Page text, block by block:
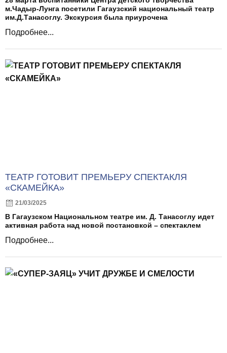
м.Чадыр-Лунга посетили Гагаузский национальный театр
им.Д.Танасоглу. Экскурсия была приурочена
Подробнее...
ТЕАТР ГОТОВИТ ПРЕМЬЕРУ СПЕКТАКЛЯ
«СКАМЕЙКА»
21/03/2025
В Гагаузском Национальном театре им. Д. Танасоглу идет
активная работа над новой постановкой – спектаклем
Подробнее...